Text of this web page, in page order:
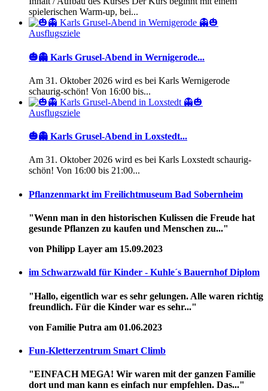
spielerischen Warm-up, bei...
Ausflugsziele
🎃👻 Karls Grusel-Abend in Wernigerode...
Am 31. Oktober 2026 wird es bei Karls Wernigerode
schaurig-schön! Von 16:00 bis...
Ausflugsziele
🎃👻 Karls Grusel-Abend in Loxstedt...
Am 31. Oktober 2026 wird es bei Karls Loxstedt schaurig-
schön! Von 16:00 bis 21:00...
Pflanzenmarkt im Freilichtmuseum Bad Sobernheim
"Wenn man in den historischen Kulissen die Freude hat
gesunde Pflanzen zu kaufen und Menschen zu..."
von Philipp Layer am 15.09.2023
im Schwarzwald für Kinder - Kuhle´s Bauernhof Diplom
"Hallo, eigentlich war es sehr gelungen. Alle waren richtig
freundlich. Für die Kinder war es sehr..."
von Familie Putra am 01.06.2023
Fun-Kletterzentrum Smart Climb
"EINFACH MEGA! Wir waren mit der ganzen Familie
dort und man kann es einfach nur empfehlen. Das..."